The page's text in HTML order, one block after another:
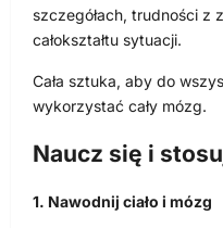
szczegółach, trudności z
całokształtu sytuacji.
Cała sztuka, aby do
wykorzystać cały mózg.
Naucz się i
1. Nawodnij ciało i mózg